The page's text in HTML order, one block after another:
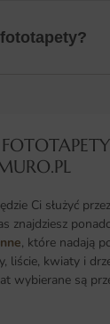
Ci służyć
znajdziesz
, które nadają
liście, kwiaty i
wybierane są